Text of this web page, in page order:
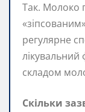
Так. Молоко
регулярне
складом
Скільки